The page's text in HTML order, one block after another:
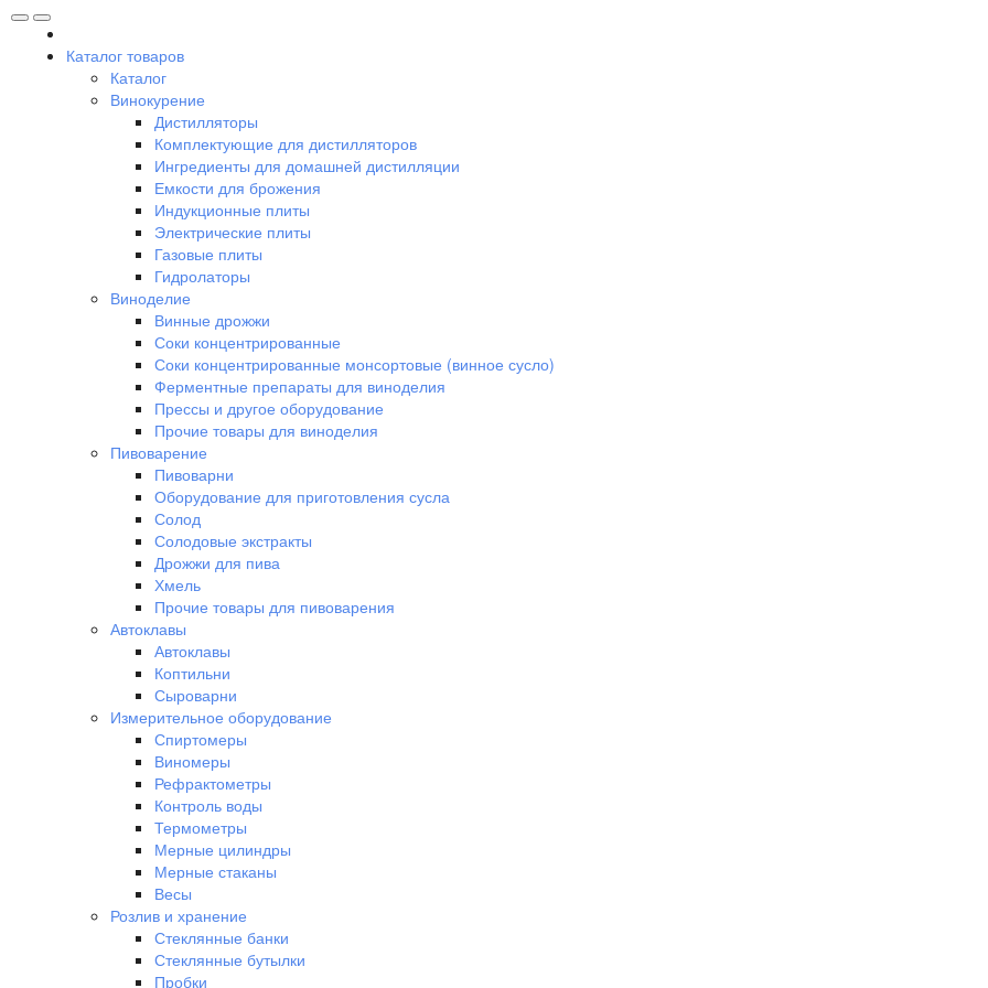
Каталог товаров
Каталог
Винокурение
Дистилляторы
Комплектующие для дистилляторов
Ингредиенты для домашней дистилляции
Емкости для брожения
Индукционные плиты
Электрические плиты
Газовые плиты
Гидролаторы
Виноделие
Винные дрожжи
Соки концентрированные
Соки концентрированные монсортовые (винное сусло)
Ферментные препараты для виноделия
Прессы и другое оборудование
Прочие товары для виноделия
Пивоварение
Пивоварни
Оборудование для приготовления сусла
Солод
Солодовые экстракты
Дрожжи для пива
Хмель
Прочие товары для пивоварения
Автоклавы
Автоклавы
Коптильни
Сыроварни
Измерительное оборудование
Спиртомеры
Виномеры
Рефрактометры
Контроль воды
Термометры
Мерные цилиндры
Мерные стаканы
Весы
Розлив и хранение
Стеклянные банки
Стеклянные бутылки
Пробки